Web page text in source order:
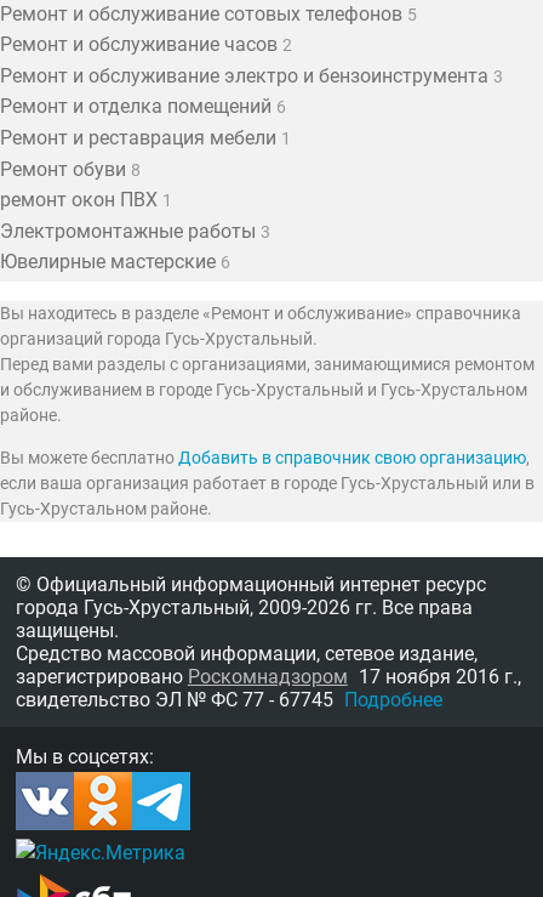
Ремонт и обслуживание сотовых телефонов 5
Ремонт и обслуживание часов 2
Ремонт и обслуживание электро и бензоинструмента 3
Ремонт и отделка помещений 6
Ремонт и реставрация мебели 1
Ремонт обуви 8
ремонт окон ПВХ 1
Электромонтажные работы 3
Ювелирные мастерские 6
Вы находитесь в разделе «Ремонт и обслуживание» справочника
организаций города Гусь-Хрустальный.
Перед вами разделы с организациями, занимающимися ремонтом
и обслуживанием в городе Гусь-Хрустальный и Гусь-Хрустальном
районе.
Вы можете бесплатноДобавить в справочник свою организацию,
если ваша организация работает в городе Гусь-Хрустальный или в
Гусь-Хрустальном районе.
© Официальный информационный интернет ресурс
города Гусь-Хрустальный, 2009-2026 гг. Все права
защищены.
Средство массовой информации, сетевое издание,
зарегистрировано Роскомнадзором 17 ноября 2016 г.,
свидетельство ЭЛ № ФС 77 - 67745 Подробнее
Мы в соцсетях: